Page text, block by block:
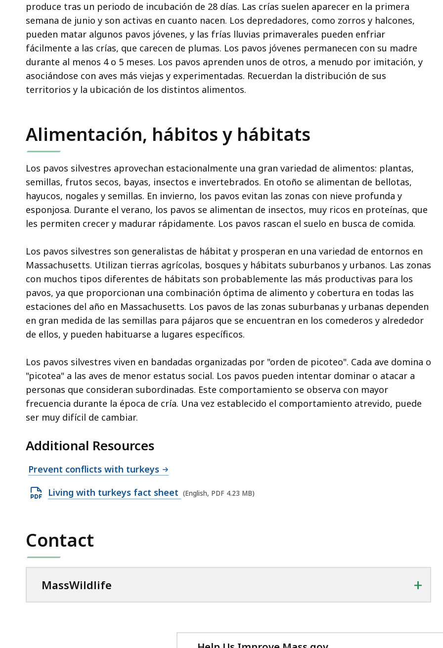
produce tras un periodo de incubación de 28 días. Las crías suelen aparecer en la primera
semana de junio y son activas en cuanto nacen. Los depredadores, como zorros y halcones,
pueden matar algunos pavos jóvenes, y las frías lluvias primaverales pueden enfriar
fácilmente a las crías, que carecen de plumas. Los pavos jóvenes permanecen con su madre
durante al menos 4 o 5 meses. Los pavos aprenden unos de otros, a menudo por imitación, y
asociándose con aves más viejas y experimentadas. Recuerdan la distribución de sus
territorios y la ubicación de los distintos alimentos.
Alimentación, hábitos y hábitats
Los pavos silvestres aprovechan estacionalmente una gran variedad de alimentos: plantas,
semillas, frutos secos, bayas, insectos e invertebrados. En otoño se alimentan de bellotas,
hayucos, nogales y semillas. En invierno, los pavos evitan las zonas con nieve profunda y
esponjosa. Durante el verano, los pavos se alimentan de insectos, muy ricos en proteínas, que
les permiten crecer y madurar rápidamente. Los pavos rascan el suelo en busca de comida.
Los pavos silvestres son generalistas de hábitat y prosperan en una variedad de entornos en
Massachusetts. Utilizan tierras agrícolas, bosques y hábitats suburbanos y urbanos. Las zonas
con muchos tipos diferentes de hábitats son probablemente las más productivas para los
pavos, ya que proporcionan una combinación óptima de alimento y cobertura en todas las
estaciones del año en Massachusetts. Los pavos de las zonas suburbanas y urbanas dependen
en gran medida de las semillas para pájaros que se encuentran en los comederos y alrededor
de ellos, y pueden habituarse a lugares específicos.
Los pavos silvestres viven en bandadas organizadas por "orden de picoteo". Cada ave domina o
"picotea" a las aves de menor estatus social. Los pavos pueden intentar dominar o atacar a
personas que consideran subordinadas. Este comportamiento se observa con mayor
frecuencia durante la época de cría. Una vez establecido el comportamiento atrevido, puede
ser muy difícil de cambiar.
Additional Resources
Prevent conflicts with turkeys
O
P
D
f
i
Living with turkeys fact sheet (English, PDF 4.23 MB)
Contact
MassWildlife +